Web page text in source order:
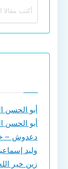
أبو الحسن
أبو الحسن
دعدوش –
وليد
زين خير